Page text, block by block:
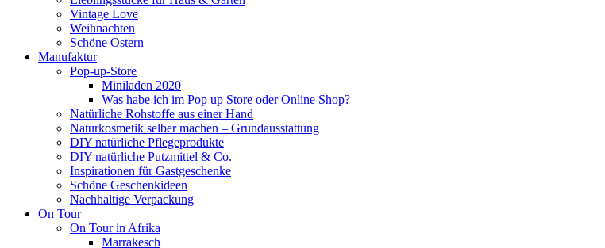
Vintage Love
Weihnachten
Schöne Ostern
Manufaktur
Pop-up-Store
Miniladen 2020
Was habe ich im Pop up Store oder Online Shop?
Natürliche Rohstoffe aus einer Hand
Naturkosmetik selber machen – Grundausstattung
DIY natürliche Pflegeprodukte
DIY natürliche Putzmittel & Co.
Inspirationen für Gastgeschenke
Schöne Geschenkideen
Nachhaltige Verpackung
On Tour
On Tour in Afrika
Marrakesch